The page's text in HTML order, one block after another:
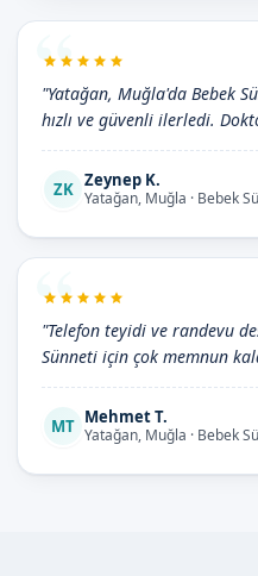
"Yatağan, Muğla'da Bebek
hızlı ve güvenli ilerledi.
ZK Zeynep K.
Yatağan, Muğla · Bebek
"Telefon teyidi ve randevu
Sünneti için çok memnun
MT Mehmet T.
Yatağan, Muğla · Bebek